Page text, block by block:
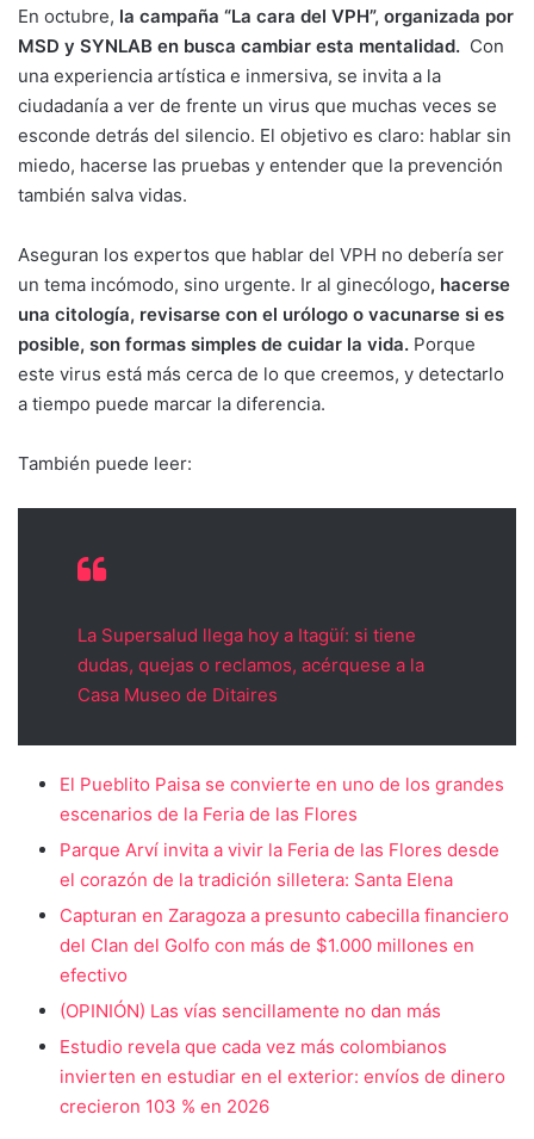
En octubre, la campaña “La cara del VPH”, organizada por
MSD y SYNLAB en busca cambiar esta mentalidad. Con
una experiencia artística e inmersiva, se invita a la
ciudadanía a ver de frente un virus que muchas veces se
esconde detrás del silencio. El objetivo es claro: hablar sin
miedo, hacerse las pruebas y entender que la prevención
también salva vidas.
Aseguran los expertos que hablar del VPH no debería ser
un tema incómodo, sino urgente. Ir al ginecólogo, hacerse
una citología, revisarse con el urólogo o vacunarse si es
posible, son formas simples de cuidar la vida. Porque
este virus está más cerca de lo que creemos, y detectarlo
a tiempo puede marcar la diferencia.
También puede leer:
La Supersalud llega hoy a Itagüí: si tiene
dudas, quejas o reclamos, acérquese a la
Casa Museo de Ditaires
El Pueblito Paisa se convierte en uno de los grandes
escenarios de la Feria de las Flores
Parque Arví invita a vivir la Feria de las Flores desde
el corazón de la tradición silletera: Santa Elena
Capturan en Zaragoza a presunto cabecilla financiero
del Clan del Golfo con más de $1.000 millones en
efectivo
(OPINIÓN) Las vías sencillamente no dan más
Estudio revela que cada vez más colombianos
invierten en estudiar en el exterior: envíos de dinero
crecieron 103 % en 2026